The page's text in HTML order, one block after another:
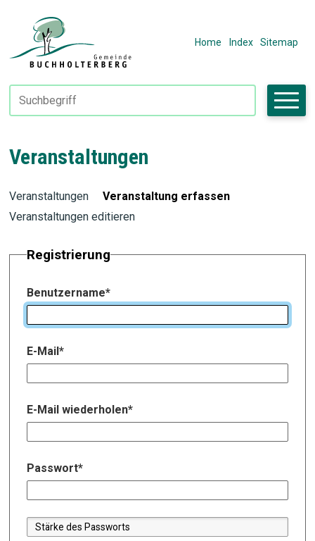
Navigieren in Fiktivhausen
Home Index Sitemap
Suchbegriff
Suche starten
Veranstaltungen
Veranstaltungen
Veranstaltung erfassen
Veranstaltungen editieren
Registrierung
Benutzername*
E-Mail*
E-Mail wiederholen*
Passwort*